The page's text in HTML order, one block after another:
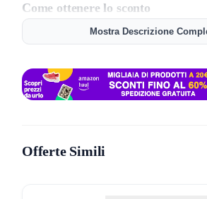
Come ottenere lo sconto
Attivare l’offerta è molto semplice. Ecco
Vai alla pagina ufficiale della promo
Seleziona e aggiungi i prodotti che
Mostra Descrizione
Offerte Simili